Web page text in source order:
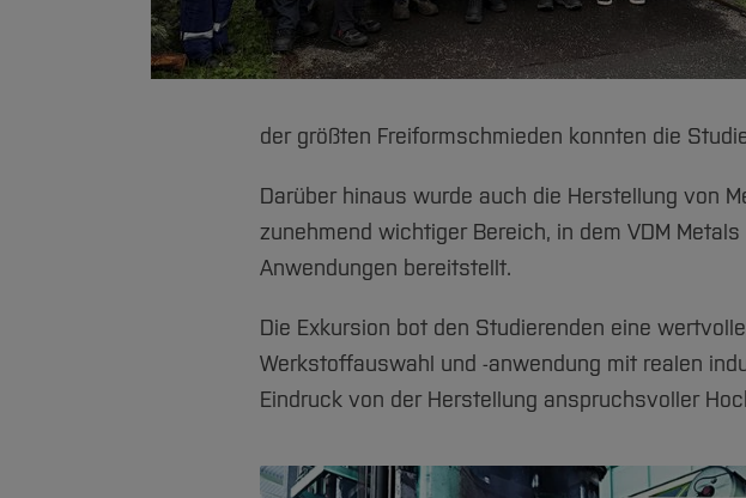
der größten Freiformschmieden konnten die
Darüber hinaus wurde auch die Herstellung von
zunehmend wichtiger Bereich, in dem VDM
Anwendungen bereitstellt.
Die Exkursion bot den Studierenden eine
Werkstoffauswahl und -anwendung mit realen
Eindruck von der Herstellung anspruchsvoller